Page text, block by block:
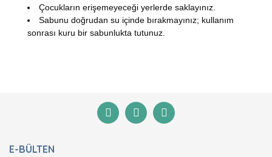
Çocukların erişemeyeceği yerlerde saklayınız.
Sabunu doğrudan su içinde bırakmayınız; kullanım
sonrası kuru bir sabunlukta tutunuz.
Yorum Yaz
Görüş ve önerileriniz için teşekkür ederiz.
Ürün açıklamasında eksik bilgiler bulunuyor.
E-BÜLTEN